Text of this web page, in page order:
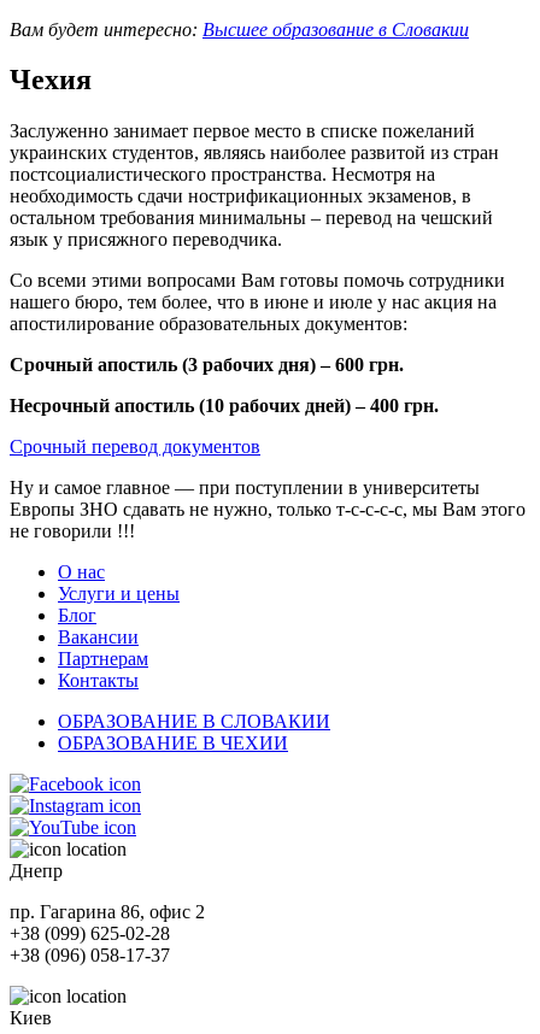
Вам будет интересно: Высшее образование в Словакии
Чехия
Заслуженно занимает первое место в списке пожеланий
украинских студентов, являясь наиболее развитой из стран
постсоциалистического пространства. Несмотря на
необходимость сдачи нострификационных экзаменов, в
остальном требования минимальны – перевод на чешский
язык у присяжного переводчика.
Со всеми этими вопросами Вам готовы помочь сотрудники
нашего бюро, тем более, что в июне и июле у нас акция на
апостилирование образовательных документов:
Срочный апостиль (3 рабочих дня) – 600 грн.
Несрочный апостиль (10 рабочих дней) – 400 грн.
Срочный перевод документов
Ну и самое главное — при поступлении в университеты
Европы ЗНО сдавать не нужно, только т-с-с-с-с, мы Вам этого
не говорили !!!
О нас
Услуги и цены
Блог
Вакансии
Партнерам
Контакты
ОБРАЗОВАНИЕ В СЛОВАКИИ
ОБРАЗОВАНИЕ В ЧЕХИИ
Днепр
пр. Гагарина 86, офис 2
+38 (099) 625-02-28
+38 (096) 058-17-37
Киев